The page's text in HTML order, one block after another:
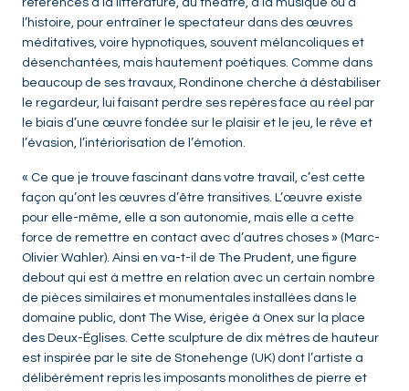
références à la littérature, au théâtre, à la musique ou à
l’histoire, pour entraîner le spectateur dans des œuvres
méditatives, voire hypnotiques, souvent mélancoliques et
désenchantées, mais hautement poétiques. Comme dans
beaucoup de ses travaux, Rondinone cherche à déstabiliser
le regardeur, lui faisant perdre ses repères face au réel par
le biais d’une œuvre fondée sur le plaisir et le jeu, le rêve et
l’évasion, l’intériorisation de l’émotion.
« Ce que je trouve fascinant dans votre travail, c’est cette
façon qu’ont les œuvres d’être transitives. L’œuvre existe
pour elle-même, elle a son autonomie, mais elle a cette
force de remettre en contact avec d’autres choses » (Marc-
Olivier Wahler). Ainsi en va-t-il de The Prudent, une figure
debout qui est à mettre en relation avec un certain nombre
de pièces similaires et monumentales installées dans le
domaine public, dont The Wise, érigée à Onex sur la place
des Deux-Églises. Cette sculpture de dix mètres de hauteur
est inspirée par le site de Stonehenge (UK) dont l’artiste a
délibérément repris les imposants monolithes de pierre et